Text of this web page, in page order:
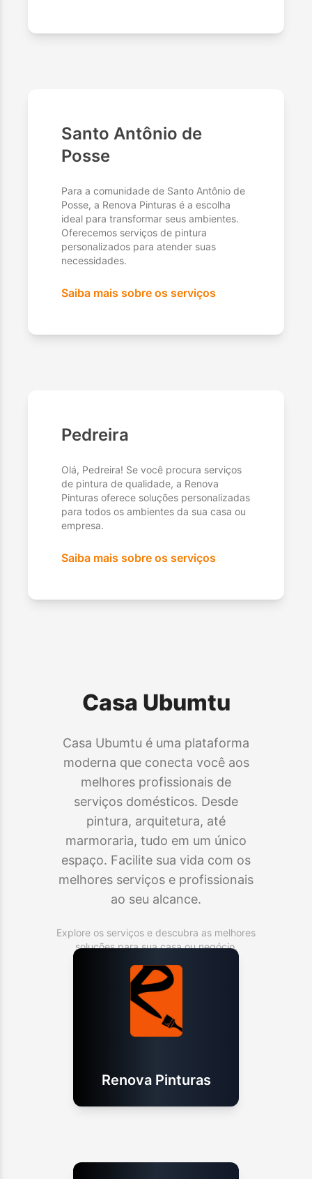
Santo Antônio de
Posse
Para a comunidade de Santo Antônio de
Posse, a Renova Pinturas é a escolha
ideal para transformar seus ambientes.
Oferecemos serviços de pintura
personalizados para atender suas
necessidades.
Saiba mais sobre os serviços
Pedreira
Olá, Pedreira! Se você procura serviços
de pintura de qualidade, a Renova
Pinturas oferece soluções personalizadas
para todos os ambientes da sua casa ou
empresa.
Saiba mais sobre os serviços
Casa Ubumtu
Casa Ubumtu é uma plataforma
moderna que conecta você aos
melhores profissionais de
serviços domésticos. Desde
pintura, arquitetura, até
marmoraria, tudo em um único
espaço. Facilite sua vida com os
melhores serviços e profissionais
ao seu alcance.
Explore os serviços e descubra as melhores
soluções para sua casa ou negócio.
Renova Pinturas